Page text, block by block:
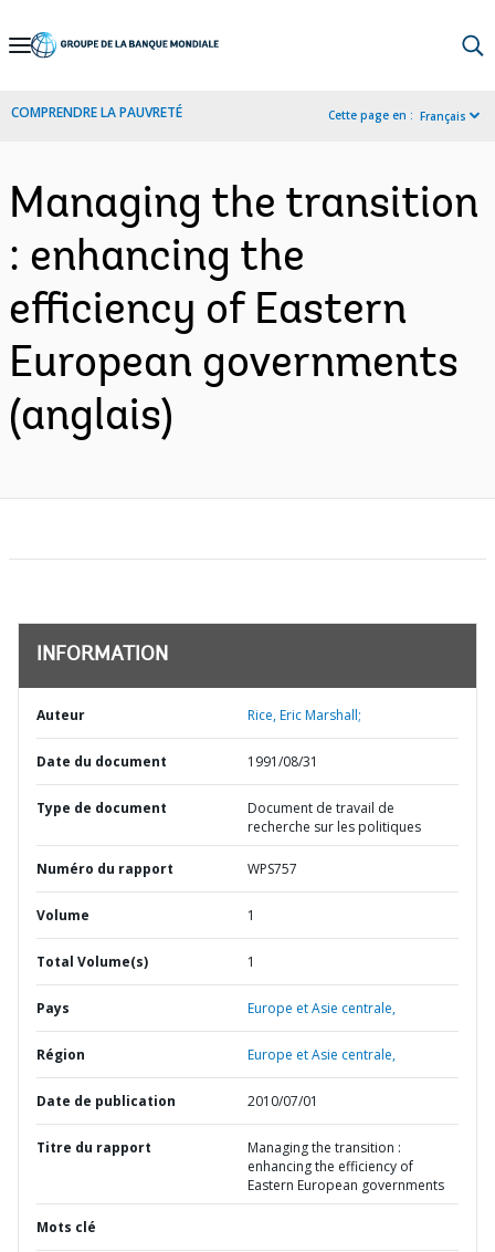
Skip
Navigation
COMPRENDRE LA PAUVRETÉ Cette page en : Français
Managing the transition
: enhancing the
efficiency of Eastern
European governments
(anglais)
INFORMATION
Auteur Rice, Eric Marshall;
Date du document 1991/08/31
Type de document
Document de travail de
recherche sur les politiques
Numéro du rapport WPS757
Volume 1
Total Volume(s) 1
Pays Europe et Asie centrale,
Région Europe et Asie centrale,
Date de publication 2010/07/01
Titre du rapport
Managing the transition :
enhancing the efficiency of
Eastern European governments
Mots clé